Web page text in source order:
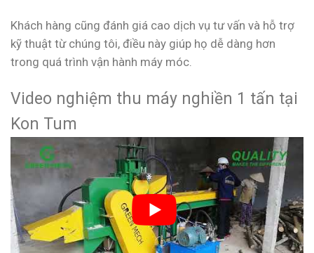
Khách hàng cũng đánh giá cao dịch vụ tư vấn và hỗ trợ
kỹ thuật từ chúng tôi, điều này giúp họ dễ dàng hơn
trong quá trình vận hành máy móc.
Video nghiệm thu máy nghiền 1 tấn tại
Kon Tum